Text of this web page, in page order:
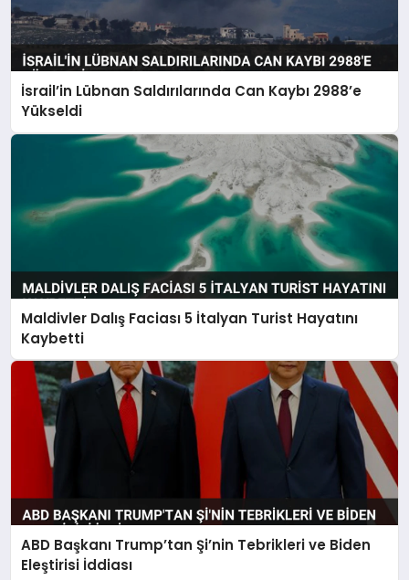
İsrail’in Lübnan Saldırılarında Can Kaybı 2988’e
Yükseldi
Maldivler Dalış Faciası 5 İtalyan Turist Hayatını
Kaybetti
ABD Başkanı Trump’tan Şi’nin Tebrikleri ve Biden
Eleştirisi İddiası